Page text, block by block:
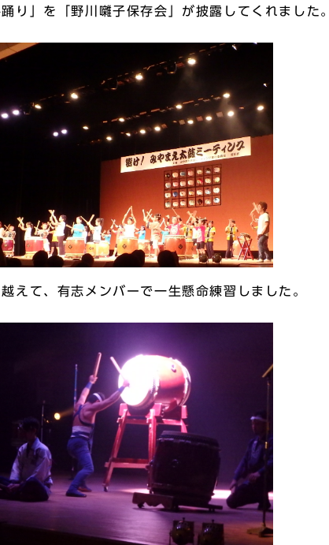
り」を「野川囃子保存会」が披露してくれました。
えて、有志メンバーで一生懸命練習しました。